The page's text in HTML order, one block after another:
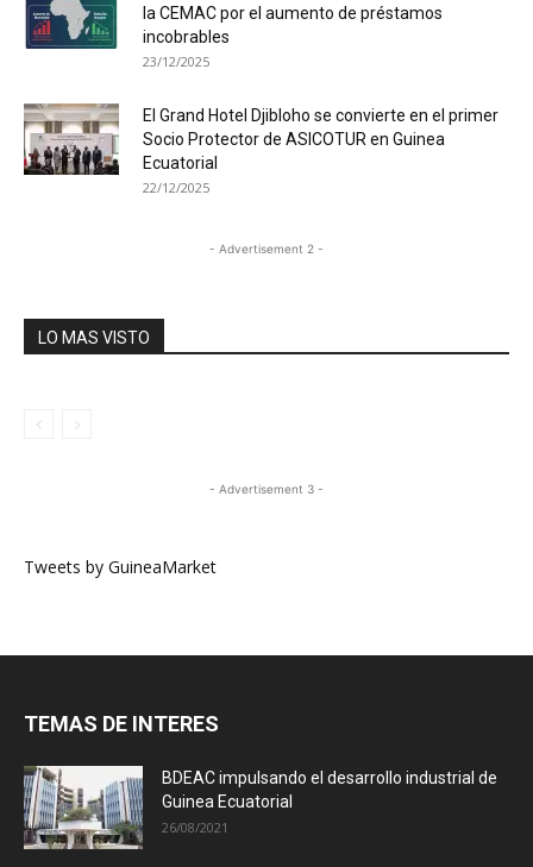
la CEMAC por el aumento de préstamos
incobrables
23/12/2025
El Grand Hotel Djibloho se convierte en el primer
Socio Protector de ASICOTUR en Guinea
Ecuatorial
22/12/2025
- Advertisement 2 -
LO MAS VISTO
- Advertisement 3 -
Tweets by GuineaMarket
TEMAS DE INTERES
BDEAC impulsando el desarrollo industrial de
Guinea Ecuatorial
26/08/2021